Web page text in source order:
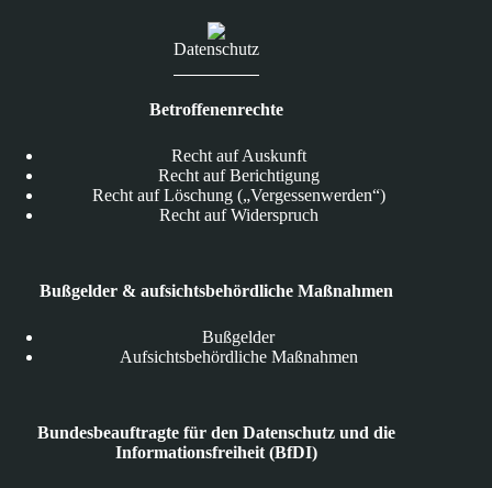
Datenschutz
Betroffenenrechte
Recht auf Auskunft
Recht auf Berichtigung
Recht auf Löschung („Vergessenwerden“)
Recht auf Widerspruch
Bußgelder & aufsichtsbehördliche Maßnahmen
Bußgelder
Aufsichtsbehördliche Maßnahmen
Bundesbeauftragte für den Datenschutz und die
Informationsfreiheit (BfDI)